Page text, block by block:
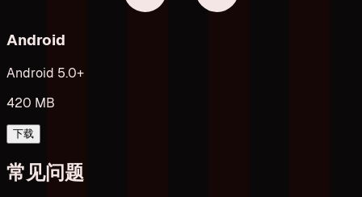
Android
Android 5.0+
420 MB
下载
常见问题